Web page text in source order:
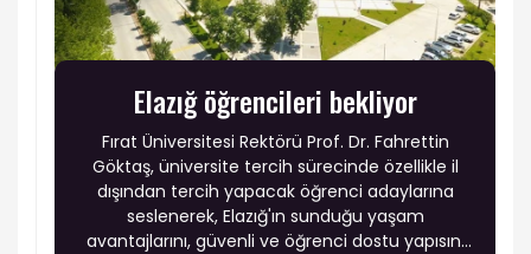
Elazığ öğrencileri bekliyor
Fırat Üniversitesi Rektörü Prof. Dr. Fahrettin
Göktaş, üniversite tercih sürecinde özellikle il
dışından tercih yapacak öğrenci adaylarına
seslenerek, Elazığ'ın sunduğu yaşam
avantajlarını, güvenli ve öğrenci dostu yapısını